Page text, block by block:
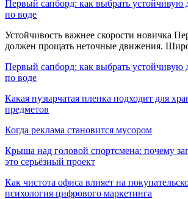
Первый сапборд: как выбрать устойчивую
по воде
Устойчивость важнее скорости новичка
должен прощать неточные движения.
Первый сапборд: как выбрать устойчивую
по воде
Какая пузырчатая пленка подходит для
предметов
Когда реклама становится мусором
Крыша над головой спортсмена: почему
это серьёзный проект
Как чистота офиса влияет на
психология цифрового маркетинга